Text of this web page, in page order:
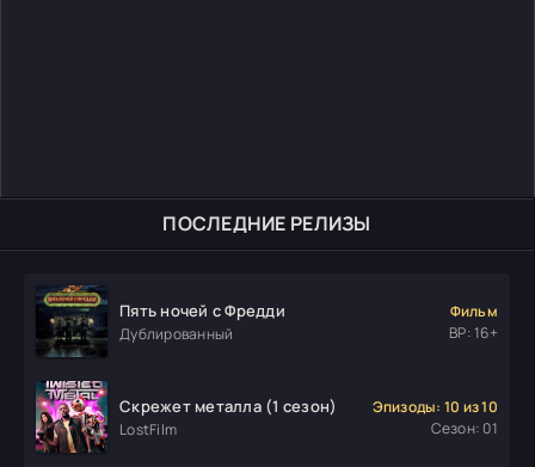
ПОСЛЕДНИЕ РЕЛИЗЫ
Пять ночей с Фредди
Дублированный
Фильм
ВР: 16+
Скрежет металла (1 сезон)
LostFilm
Эпизоды: 10 из 10
Сезон: 01